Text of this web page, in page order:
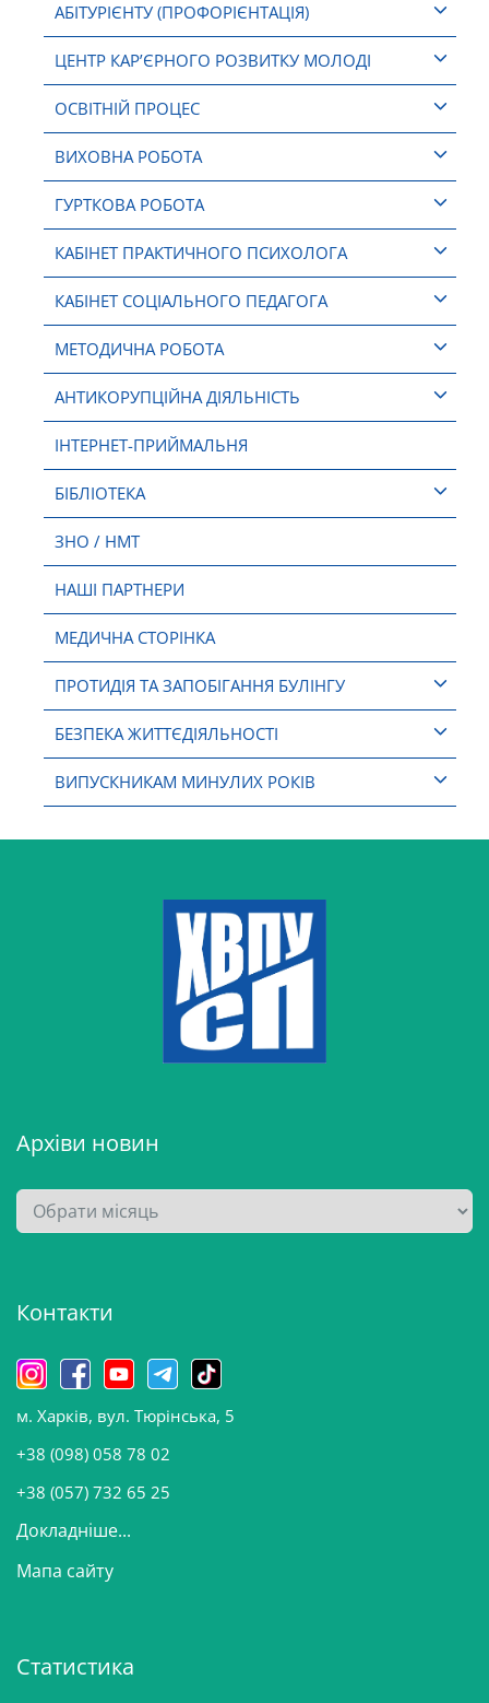
АБІТУРІЄНТУ (ПРОФОРІЄНТАЦІЯ)
ЦЕНТР КАР’ЄРНОГО РОЗВИТКУ МОЛОДІ
ОСВІТНІЙ ПРОЦЕС
ВИХОВНА РОБОТА
ГУРТКОВА РОБОТА
КАБІНЕТ ПРАКТИЧНОГО ПСИХОЛОГА
КАБІНЕТ СОЦІАЛЬНОГО ПЕДАГОГА
МЕТОДИЧНА РОБОТА
АНТИКОРУПЦІЙНА ДІЯЛЬНІСТЬ
ІНТЕРНЕТ-ПРИЙМАЛЬНЯ
БІБЛІОТЕКА
ЗНО / НМТ
НАШІ ПАРТНЕРИ
МЕДИЧНА СТОРІНКА
ПРОТИДІЯ ТА ЗАПОБІГАННЯ БУЛІНГУ
БЕЗПЕКА ЖИТТЄДІЯЛЬНОСТІ
ВИПУСКНИКАМ МИНУЛИХ РОКІВ
Архіви новин
А
р
в
н
о
в
и
Контакти
м. Харків, вул. Тюрінська, 5
+38 (098) 058 78 02
+38 (057) 732 65 25
Докладніше...
Мапа сайту
Статистика